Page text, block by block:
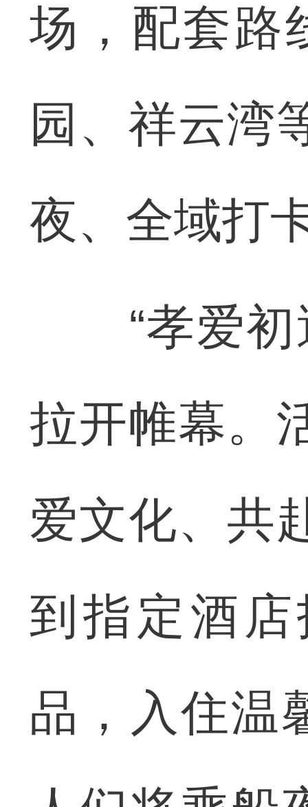
场，配套路
园、祥云湾
夜、全域打
“孝爱初
拉开帷幕。
爱文化、共
到指定酒
品，入住温